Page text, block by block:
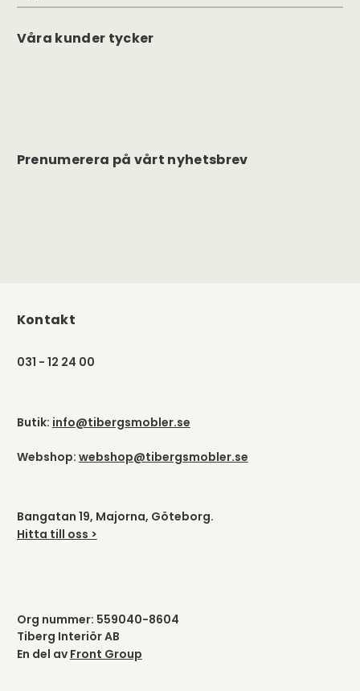
Våra kunder tycker
Prenumerera på vårt nyhetsbrev
Kontakt
031 - 12 24 00
Butik: info@tibergsmobler.se
Webshop: webshop@tibergsmobler.se
Bangatan 19, Majorna, Göteborg.
Hitta till oss >
Org nummer: 559040-8604
Tiberg Interiör AB
En del av Front Group